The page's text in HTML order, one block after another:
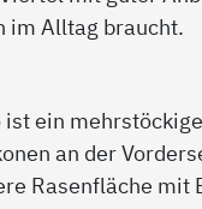
im Alltag braucht.